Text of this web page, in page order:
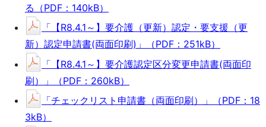
る（PDF：140kB）
「【R8.4.1～】要介護（更新）認定・要支援（更
新）認定申請書(両面印刷)」（PDF：251kB）
「【R8.4.1～】要介護認定区分変更申請書(両面印
刷）」（PDF：260kB）
「チェックリスト申請書（両面印刷）」（PDF：18
3kB）